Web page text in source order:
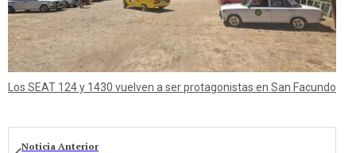
Los SEAT 124 y 1430 vuelven a ser protagonistas en San Facundo
Noticia Anterior